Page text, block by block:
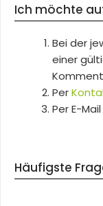
Ich möchte
Bei der
einer
Per
Per E-
Häufigste